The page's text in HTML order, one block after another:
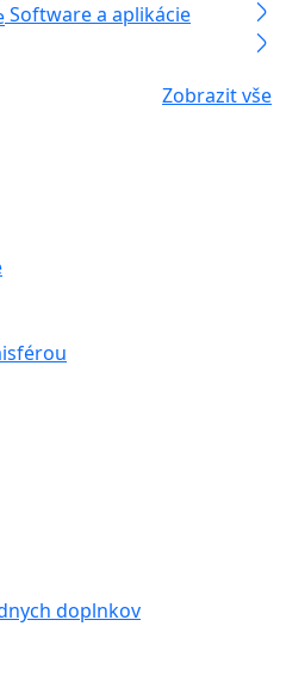
Software a aplikácie
Zobrazit vše
doplnkov